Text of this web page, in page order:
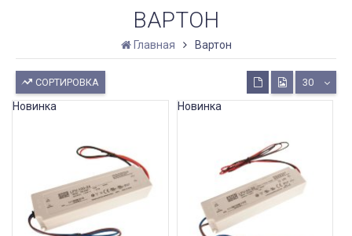
ВАРТОН
Главная Вартон
СОРТИРОВКА 30
Новинка Новинка